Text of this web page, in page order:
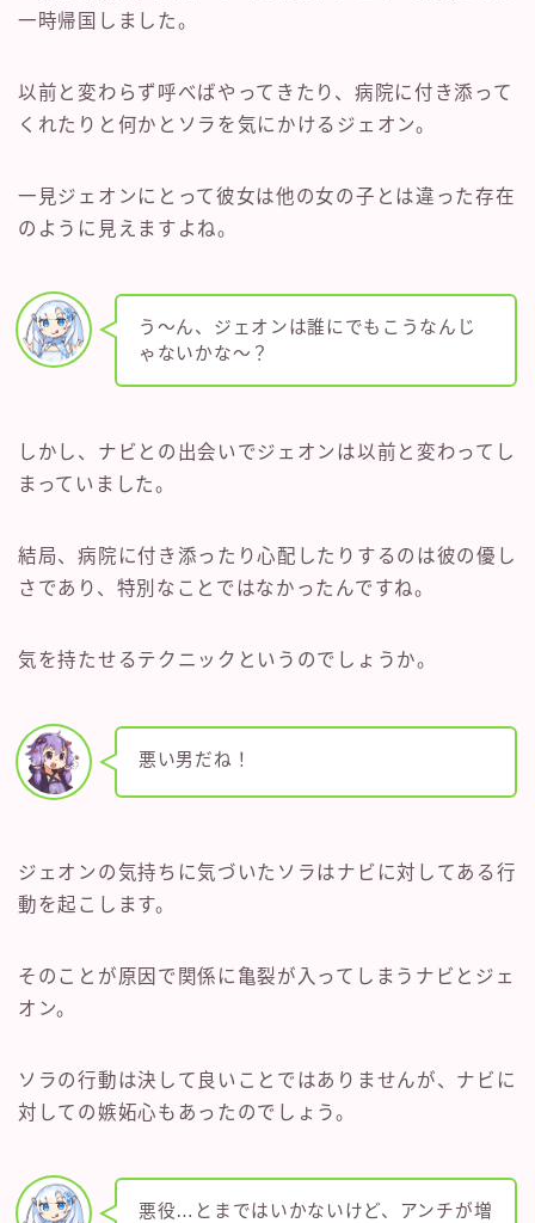
一時帰国しました。
以前と変わらず呼べばやってきたり、病院に付き添って
くれたりと何かとソラを気にかけるジェオン。
一見ジェオンにとって彼女は他の女の子とは違った存在
のように見えますよね。
う～ん、ジェオンは誰にでもこうなんじ
ゃないかな～？
しかし、ナビとの出会いでジェオンは以前と変わってし
まっていました。
結局、病院に付き添ったり心配したりするのは彼の優し
さであり、特別なことではなかったんですね。
気を持たせるテクニックというのでしょうか。
悪い男だね！
ジェオンの気持ちに気づいたソラはナビに対してある行
動を起こします。
そのことが原因で関係に亀裂が入ってしまうナビとジェ
オン。
ソラの行動は決して良いことではありませんが、ナビに
対しての嫉妬心もあったのでしょう。
悪役…とまではいかないけど、アンチが増